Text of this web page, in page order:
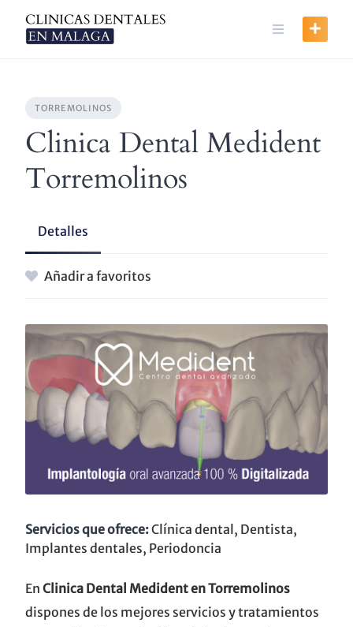
content
TORREMOLINOS
Clinica Dental Medident
Torremolinos
Detalles
Añadir a favoritos
Servicios que ofrece:Clínica dental, Dentista,
Implantes dentales, Periodoncia
En Clinica Dental Medident en Torremolinos
dispones de los mejores servicios y tratamientos